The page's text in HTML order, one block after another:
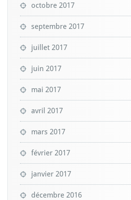
octobre 2017
septembre 2017
juillet 2017
juin 2017
mai 2017
avril 2017
mars 2017
février 2017
janvier 2017
décembre 2016